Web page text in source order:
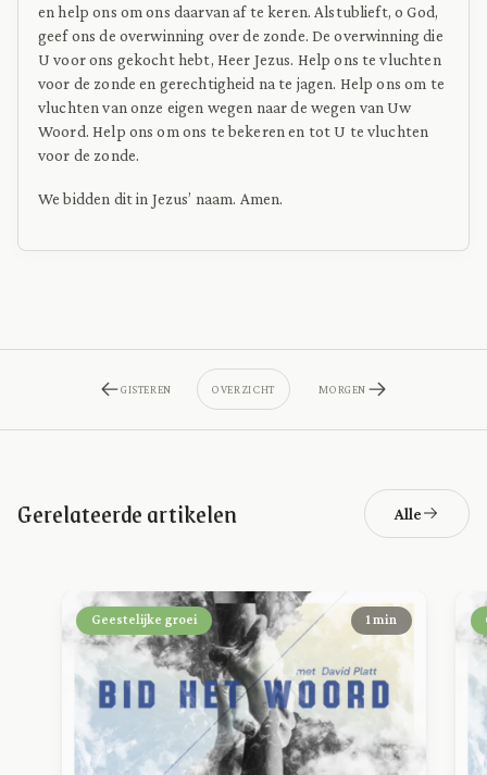
en help ons om ons daarvan af te keren. Alstublieft, o God,
geef ons de overwinning over de zonde. De overwinning die
U voor ons gekocht hebt, Heer Jezus. Help ons te vluchten
voor de zonde en gerechtigheid na te jagen. Help ons om te
vluchten van onze eigen wegen naar de wegen van Uw
Woord. Help ons om ons te bekeren en tot U te vluchten
voor de zonde.
We bidden dit in Jezus’ naam. Amen.
GISTEREN OVERZICHT MORGEN
Gerelateerde artikelen Alle
Geestelijke groei 1 min